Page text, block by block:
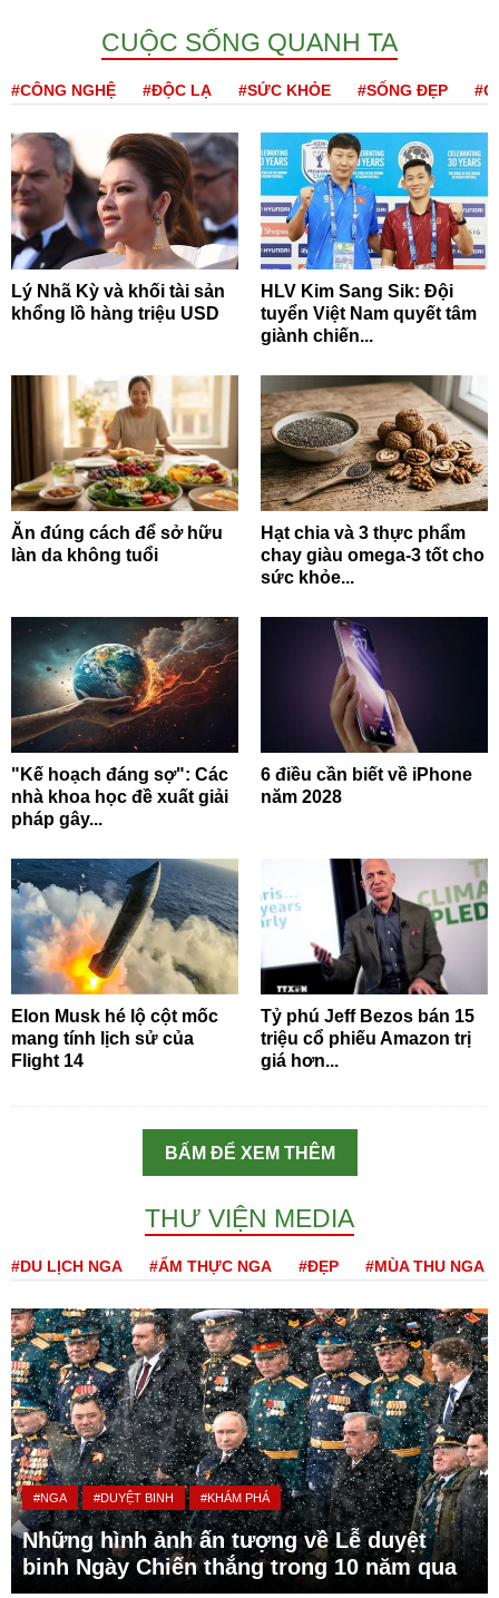
CUỘC SỐNG QUANH TA
#CÔNG NGHỆ #ĐỘC LẠ #SỨC KHỎE #SỐNG ĐẸP
Lý Nhã Kỳ và khối tài sản
khổng lồ hàng triệu USD
HLV Kim Sang Sik: Đội
tuyển Việt Nam quyết tâm
giành chiến...
Ăn đúng cách để sở hữu
làn da không tuổi
Hạt chia và 3 thực phẩm
chay giàu omega-3 tốt cho
sức khỏe...
"Kế hoạch đáng sợ": Các
nhà khoa học đề xuất giải
pháp gây...
6 điều cần biết về iPhone
năm 2028
Elon Musk hé lộ cột mốc
mang tính lịch sử của
Flight 14
Tỷ phú Jeff Bezos bán 15
triệu cổ phiếu Amazon trị
giá hơn...
BẤM ĐỂ XEM THÊM
THƯ VIỆN MEDIA
#DU LỊCH NGA #ẨM THỰC NGA #ĐẸP #MÙA THU NGA
#NGA #DUYỆT BINH #KHÁM PHÁ
Những hình ảnh ấn tượng về Lễ duyệt
binh Ngày Chiến thắng trong 10 năm qua